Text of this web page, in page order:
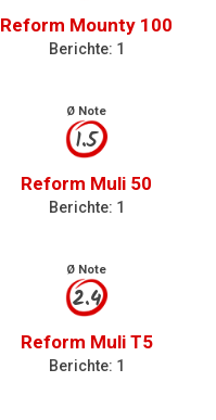
Reform Mounty 100
Berichte: 1
Ø Note
1.5
Reform Muli 50
Berichte: 1
Ø Note
2.4
Reform Muli T5
Berichte: 1